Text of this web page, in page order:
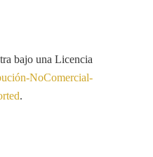
bajo una Licencia
NoComercial-
.